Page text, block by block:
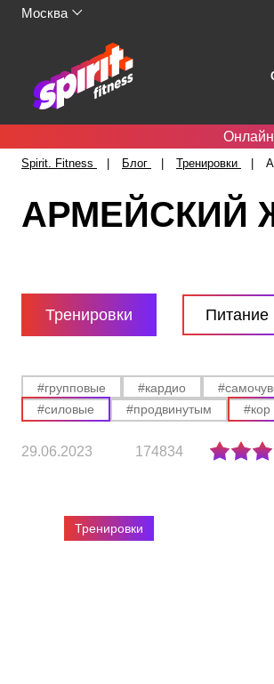
Москва
Spirit. Fitness Блог Тренировки
АРМЕЙСКИЙ
Тренировки Питание
#групповые #кардио
#силовые
#продвинутым #кор
29.06.2023 174834
Тренировки